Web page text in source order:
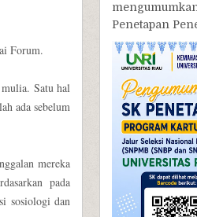
Forum.
Satu hal
ada sebelum
mereka
pada
sosiologi dan
Penetapan